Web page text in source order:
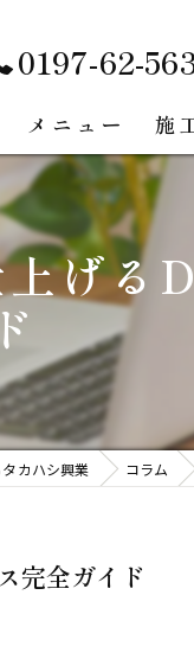
0197-62-
メニュー 施
げ
カハシ興業 コラム
完全ガイド